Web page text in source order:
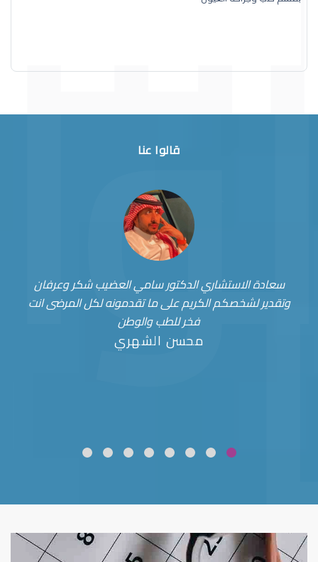
قالوا عنا
سعادة الاستشاري الدكتور سامي العضيب شكر وعرفان
وتقدير لشخصكم الكريم على ما تقدمونه لكل المرضى انت
فخر للطب والوطن
محسن الشهري